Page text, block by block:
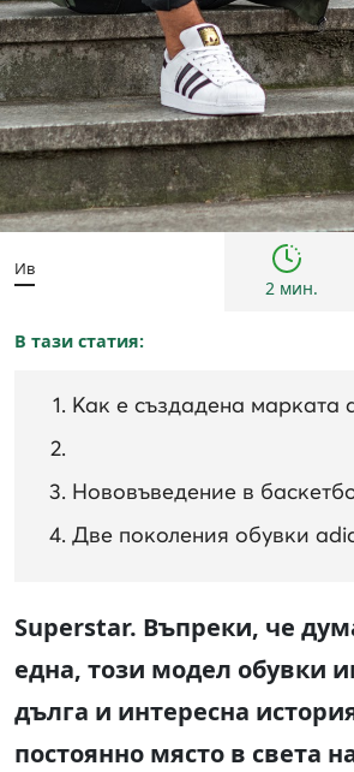
дамски
Ив
2 мин.
В тази статия:
Как е създадена марката
Нововъведение в
Две поколения обувки
Superstar. Въпреки, че
една, този модел обувки
дълга и интересна
постоянно място в света